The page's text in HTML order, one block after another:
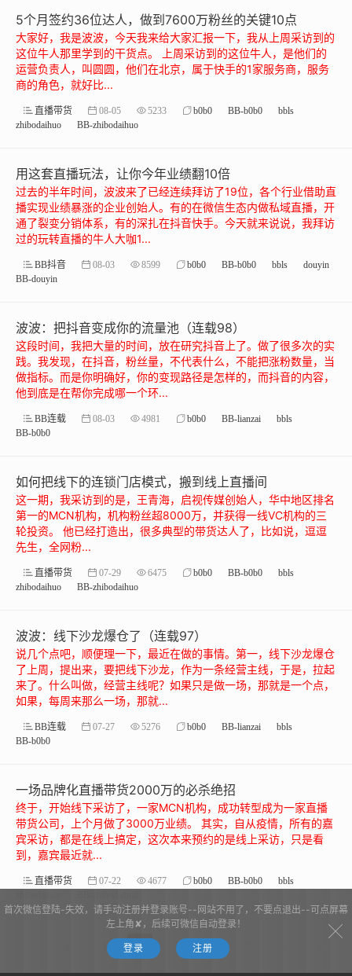
5个月签约36位达人，做到7600万粉丝的关键10点
大家好，我是波波，今天我来给大家汇报一下，我从上周采访到的
这位牛人那里学到的干货点。 上周采访到的这位牛人，是他们的
运营负责人，叫圆圆，他们在北京，属于快手的1家服务商，服务
商的角色，就好比...
直播带货 08-05 5233 b0b0 BB-b0b0
bbls
zhibodaihuo
BB-zhibodaihuo
用这套直播玩法，让你今年业绩翻10倍
过去的半年时间，波波来了已经连续拜访了19位，各个行业借助直
播实现业绩暴涨的企业创始人。有的在微信生态内做私域直播，开
通了裂变分销体系，有的深扎在抖音快手。今天就来说说，我拜访
过的玩转直播的牛人大咖1...
BB抖音 08-03 8599 b0b0 BB-b0b0 bbls
douyin
BB-douyin
波波：​把抖音变成你的流量池（连载98）
这段时间，我把大量的时间，放在研究抖音上了。做了很多次的实
践。我发现，在抖音，粉丝量，不代表什么，不能把涨粉数量，当
做指标。而是你明确好，你的变现路径是怎样的，而抖音的内容，
他到底是在帮你完成哪一个环...
BB连载 08-03 4981 b0b0 BB-lianzai
bbls
BB-b0b0
如何把线下的连锁门店模式，搬到线上直播间
这一期，我采访到的是，王青海，启视传媒创始人，华中地区排名
第一的MCN机构，机构粉丝超8000万，并获得一线VC机构的三
轮投资。 他已经打造出，很多典型的带货达人了，比如说，逗逗
先生，全网粉...
直播带货 07-29 6475 b0b0 BB-b0b0
bbls
zhibodaihuo
BB-zhibodaihuo
波波：线下沙龙爆仓了（连载97）
说几个点吧，顺便理一下，最近在做的事情。第一，线下沙龙爆仓
了上周，提出来，要把线下沙龙，作为一条经营主线，于是，拉起
来了。什么叫做，经营主线呢？如果只是做一场，那就是一个点，
如果，每周来那么一场，那就...
BB连载 07-27 5276 b0b0 BB-lianzai
bbls
BB-b0b0
一场品牌化直播带货2000万的必杀绝招
终于，开始线下采访了，一家MCN机构，成功转型成为一家直播
带货公司，上个月做了3000万业绩。 其实，自从疫情，所有的嘉
宾采访，都是在线上搞定，这次本来预约的是线上采访，只是看
到，嘉宾最近就...
直播带货 07-22 4677 b0b0 BB-b0b0
bbls
2 3 4
首次微信登陆-失效，请手动注册并登录账号--网站不用了，不要点退出--可点屏幕
左上角✘，后续可微信自动登录！
登录 注册